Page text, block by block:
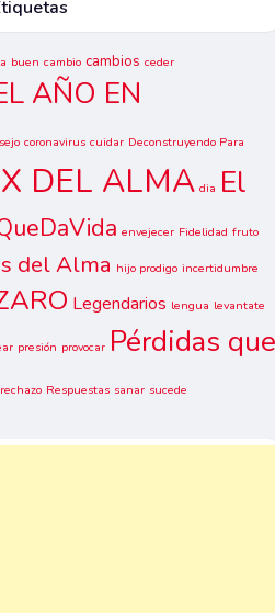
buen cambio cambios ceder
AÑO EN
coronavirus cuidar Deconstruyendo Para
DEL ALMA dia El
envejecer Fidelidad fruto
del Alma hijo prodigo incertidumbre
Legendarios lengua levantate
presión provocar Pérdidas que
rechazo Respuestas sanar sucede